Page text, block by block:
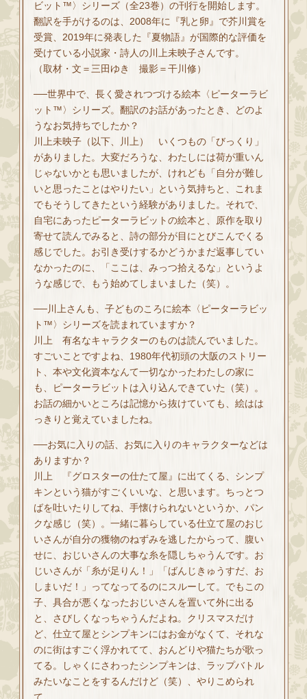
ビット™〉シリーズ（全23巻）の刊行を開始します。
翻訳を手がけるのは、2008年に『乳と卵』で芥川賞を
受賞、2019年に発表した『夏物語』が国際的な評価を
受けている小説家・詩人の川上未映子さんです。
（取材・文＝三田ゆき 撮影＝干川修）
──世界中で、長く愛されつづける絵本〈ピーターラビ
ット™〉シリーズ。翻訳のお話があったとき、どのよ
うなお気持ちでしたか？
川上未映子（以下、川上） いくつもの「びっくり」
がありました。大変だろうな、わたしには荷が重いん
じゃないかとも思いましたが、けれども「自分が難し
いと思ったことはやりたい」という気持ちと、これま
でもそうしてきたという経験がありました。それで、
自宅にあったピーターラビットの絵本と、原作を取り
寄せて読んでみると、詩の部分が目にとびこんでくる
感じでした。お引き受けするかどうかまだ返事してい
なかったのに、「ここは、みっつ拾えるな」というよ
うな感じで、もう始めてしまいました（笑）。
──川上さんも、子どものころに絵本〈ピーターラビッ
ト™〉シリーズを読まれていますか？
川上 有名なキャラクターのものは読んでいました。
すごいことですよね、1980年代初頭の大阪のストリー
ト、本や文化資本なんて一切なかったわたしの家に
も、ピーターラビットは入り込んできていた（笑）。
お話の細かいところは記憶から抜けていても、絵はは
っきりと覚えていましたね。
──お気に入りの話、お気に入りのキャラクターなどは
ありますか？
川上 『グロスターの仕たて屋』に出てくる、シンプ
キンという猫がすごくいいな、と思います。ちっとつ
ばを吐いたりしてね、手懐けられないというか、パン
クな感じ（笑）。一緒に暮らしている仕立て屋のおじ
いさんが自分の獲物のねずみを逃したからって、腹い
せに、おじいさんの大事な糸を隠しちゃうんです。お
じいさんが「糸が足りん！」「ばんじきゅうすだ、お
しまいだ！」ってなってるのにスルーして。でもこの
子、具合が悪くなったおじいさんを置いて外に出る
と、さびしくなっちゃうんだよね。クリスマスだけ
ど、仕立て屋とシンプキンにはお金がなくて、それな
のに街はすごく浮かれてて、おんどりや猫たちが歌っ
てる。しゃくにさわったシンプキンは、ラップバトル
みたいなことをするんだけど（笑）、やりこめられ